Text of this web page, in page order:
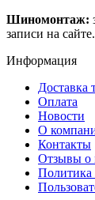
Шиномонтаж:
записи на сайте.
Информация
Доставка
Оплата
Новости
О
Контакты
Отзывы о
Политика